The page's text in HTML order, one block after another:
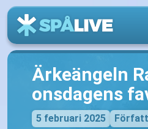
Ärkeängeln
onsdagens
5 februari 2025